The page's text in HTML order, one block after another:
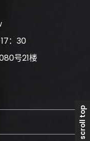
：30
号21楼
scroll top